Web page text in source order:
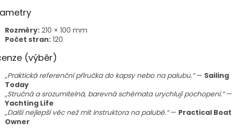
Rozměry: 210 × 100 mm
Počet stran: 120
(výběr)
„Praktická referenční příručka do kapsy nebo na palubu.“— Sailing
Today
„Stručná a srozumitelná, barevná schémata urychlují pochopení.“—
Yachting Life
„Další nejlepší věc než mít instruktora na palubě.“— Practical Boat
Owner